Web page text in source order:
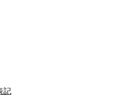
記